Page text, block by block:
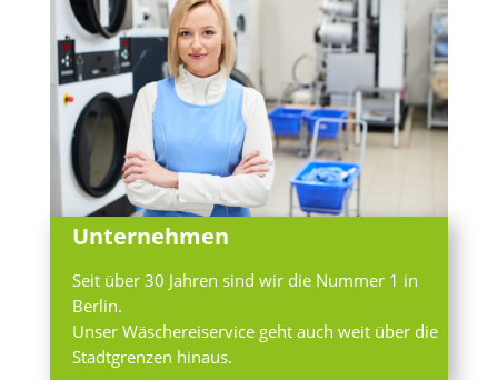
Unternehmen
Seit über 30 Jahren sind wir die Nummer 1 in
Berlin.
Unser Wäschereiservice geht auch weit über die
Stadtgrenzen hinaus.